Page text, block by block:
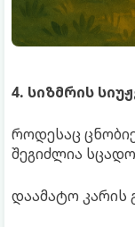
4. სიზმრის
როდესაც
შეგიძლია
დაამატო კარის